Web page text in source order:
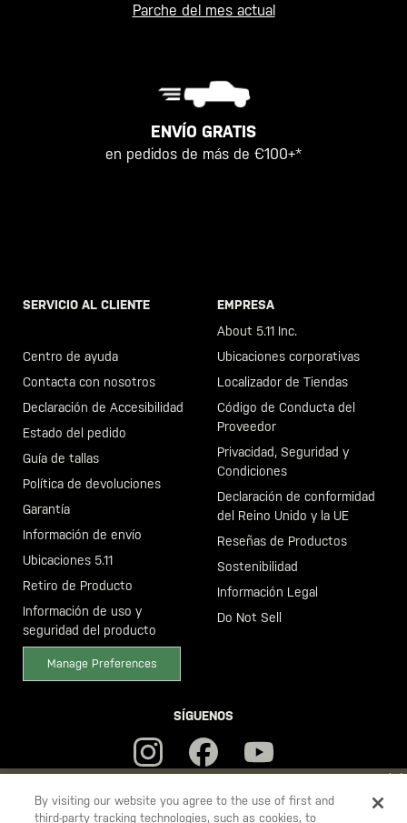
YOU ARE SHOPPING ON OURESPAÑA SITE. WOULD YOU LIKE
TO SHIP TO ANOTHER COUNTRY?
Parche del mes actual
ENVÍO GRATIS
en pedidos de más de €100+*
SERVICIO AL CLIENTE
Centro de ayuda
Contacta con nosotros
Declaración de Accesibilidad
Estado del pedido
Guía de tallas
Política de devoluciones
Garantía
Información de envío
Ubicaciones 5.11
Retiro de Producto
Información de uso y
seguridad del producto
Manage Preferences
EMPRESA
About 5.11 Inc.
Ubicaciones corporativas
Localizador de Tiendas
Código de Conducta del
Proveedor
Privacidad, Seguridad y
Condiciones
Declaración de conformidad
del Reino Unido y la UE
Reseñas de Productos
Sostenibilidad
Información Legal
Do Not Sell
SÍGUENOS
By visiting our website you agree to the use of first and
third-party tracking technologies, such as cookies, to